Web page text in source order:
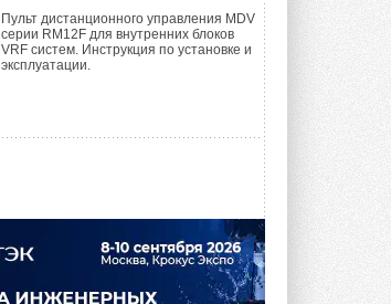
Пульт дистанционного управления MDV
серии RM12F для внутренних блоков
VRF систем. Инструкция по установке и
эксплуатации.